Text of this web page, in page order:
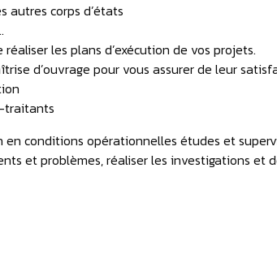
autres corps d’états
les plans d’exécution de vos projets.
d’ouvrage pour vous assurer de leur
traitants
conditions opérationnelles études et
et problèmes, réaliser les investigations et